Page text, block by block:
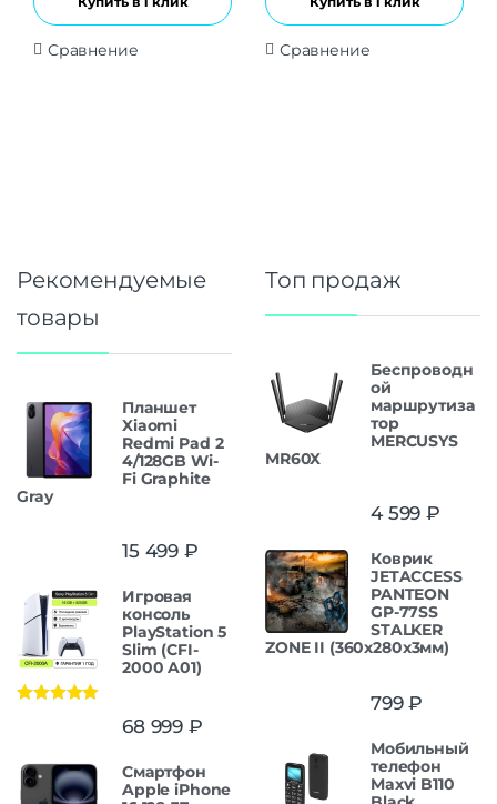
Сравнение Сравнение
Рекомендуемые
товары
Планшет
Xiaomi
Redmi Pad 2
4/128GB Wi-
Fi Graphite
Gray
15 499 ₽
Игровая
консоль
PlayStation 5
Slim (CFI-
2000 A01)
68 999 ₽
Смартфон
Apple iPhone
Топ продаж
Беспроводн
ой
маршрутиза
тор
MERCUSYS
MR60X
4 599 ₽
Коврик
JETACCESS
PANTEON
GP-77SS
STALKER
ZONE II (360x280x3мм)
799₽
Мобильный
телефон
Maxvi B110